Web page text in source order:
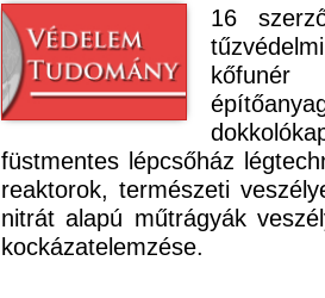
16
füstmentes lépcsőház
reaktorok, természeti
nitrát alapú műtrágyák
kockázatelemzése.